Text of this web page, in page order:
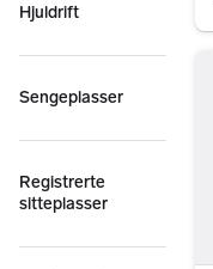
Hjuldrift
Sengeplasser
Registrerte
sitteplasser